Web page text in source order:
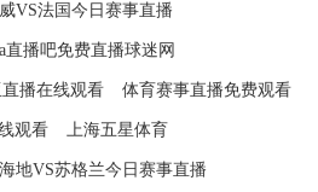
VS法国今日赛事直播
直播吧免费直播球迷网
播在线观看 体育赛事直播免费观看
观看 上海五星体育
海地VS苏格兰今日赛事直播